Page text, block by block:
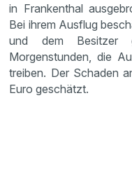
in Frankenthal
Bei ihrem Ausflug
und dem Besitzer
Morgenstunden, die
treiben. Der Schaden
Euro geschätzt.